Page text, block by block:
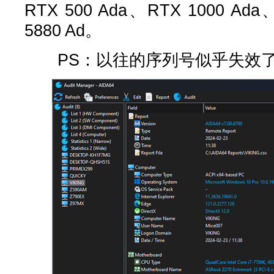
RTX 500 Ada、RTX 1000 Ada
5880 Ad。
PS：以往的序列号似乎失效